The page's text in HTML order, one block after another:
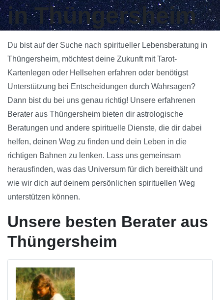
in Thüngersheim
Du bist auf der Suche nach spiritueller Lebensberatung in
Thüngersheim, möchtest deine Zukunft mit Tarot-
Kartenlegen oder Hellsehen erfahren oder benötigst
Unterstützung bei Entscheidungen durch Wahrsagen?
Dann bist du bei uns genau richtig! Unsere erfahrenen
Berater aus Thüngersheim bieten dir astrologische
Beratungen und andere spirituelle Dienste, die dir dabei
helfen, deinen Weg zu finden und dein Leben in die
richtigen Bahnen zu lenken. Lass uns gemeinsam
herausfinden, was das Universum für dich bereithält und
wie wir dich auf deinem persönlichen spirituellen Weg
unterstützen können.
Unsere besten Berater aus
Thüngersheim